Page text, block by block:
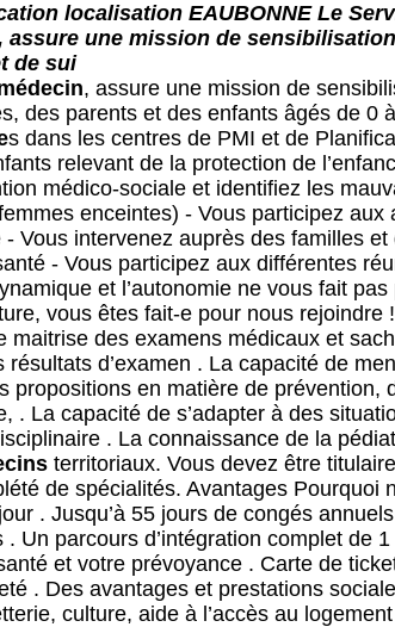
localisation EAUBONNE Le
assure une mission de
de sui
, assure une mission de
des parents et des enfants âgés de 0
s dans les centres de PMI et de
relevant de la protection de
médico-sociale et identifiez les
enceintes) - Vous participez aux
Vous intervenez auprès des familles et
- Vous participez aux différentes
et l’autonomie ne vous fait pas
vous êtes fait-e pour nous rejoindre
des examens médicaux et
d’examen . La capacité de
propositions en matière de prévention,
. La capacité de s’adapter à des
. La connaissance de la
sterritoriaux. Vous devez être
de spécialités. Avantages Pourquoi
. Jusqu’à 55 jours de congés
Un parcours d’intégration complet de
et votre prévoyance . Carte de
. Des avantages et prestations
culture, aide à l’accès au logement